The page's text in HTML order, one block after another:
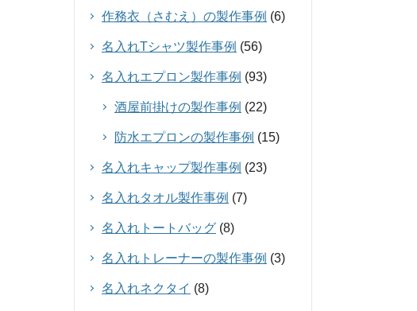
作務衣（さむえ）の製作事例 (6)
名入れTシャツ製作事例 (56)
名入れエプロン製作事例 (93)
酒屋前掛けの製作事例 (22)
防水エプロンの製作事例 (15)
名入れキャップ製作事例 (23)
名入れタオル製作事例 (7)
名入れトートバッグ (8)
名入れトレーナーの製作事例 (3)
名入れネクタイ (8)